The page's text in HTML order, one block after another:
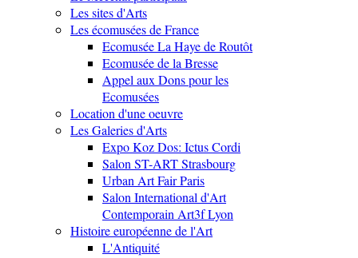
Les sites d'Arts
Les écomusées de France
Ecomusée La Haye de Routôt
Ecomusée de la Bresse
Appel aux Dons pour les
Ecomusées
Location d'une oeuvre
Les Galeries d'Arts
Expo Koz Dos: Ictus Cordi
Salon ST-ART Strasbourg
Urban Art Fair Paris
Salon International d'Art
Contemporain Art3f Lyon
Histoire européenne de l'Art
L'Antiquité